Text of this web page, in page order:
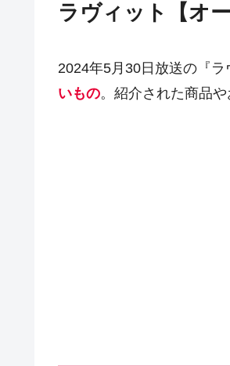
ラヴィット【オ
2024年5月30日放送の『
いもの。紹介された商品